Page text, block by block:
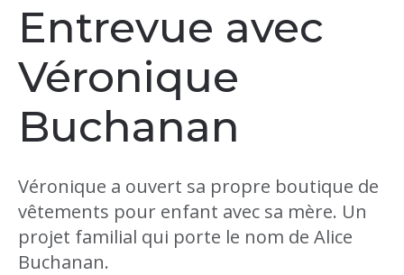
Entrevue avec
Véronique
Buchanan
Véronique a ouvert sa propre boutique de
vêtements pour enfant avec sa mère. Un
projet familial qui porte le nom de Alice
Buchanan.